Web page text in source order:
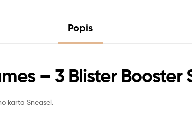
Popis
– 3 Blister Booster
karta Sneasel.